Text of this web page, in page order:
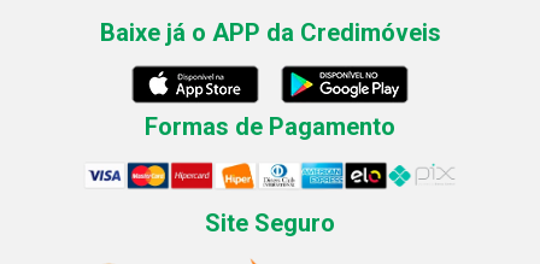
Baixe já o APP da Credimóveis
Formas de Pagamento
Site Seguro